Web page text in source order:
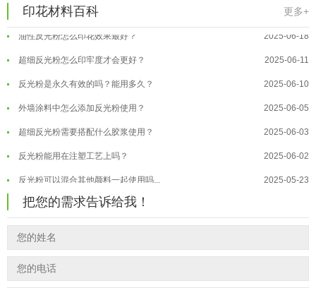
温变粉可以做防伪标签、温变防伪吗... 2026-08-05
温变粉注塑后表面翻车？粗糙、颗粒... 2026-07-28
温变粉保质期有多久？开封后如何保... 2026-07-20
温变粉大批量保存指南｜做对这几步... 2026-07-17
温变粉"罢工"指南：为... 2026-07-10
温变粉到底怕不怕酸碱和酒精？ 2026-07-09
温变粉"烤"问：长期加... 2026-07-07
温变粉耐温真相：注塑"高温炼...
夜间安全卫士：丝印反光粉搭配全攻... 2026-01-20
印花材料百科 更多+
印花温变粉最适合用在什么行业上呢... 2025-06-20
油性反光粉怎么印花效果最好？ 2025-06-18
超细反光粉怎么印牢度才会更好？
反光粉是永久有效的吗？能用多久？
外墙涂料中怎么添加反光粉使用？
超细反光粉需要搭配什么胶浆使用？
反光粉能用在注塑工艺上吗？
反光粉可以混合其他颜料一起使用吗...
温变粉丝印到底用多少目网版？这篇...
油性反光粉怎么印花效果最好？
把您的需求告诉给我！